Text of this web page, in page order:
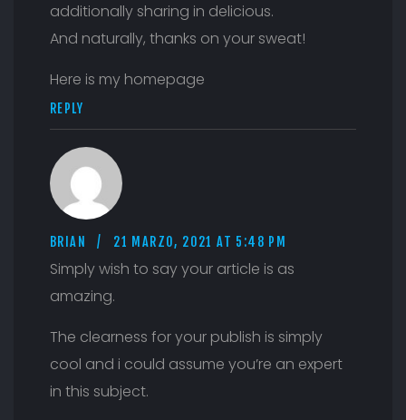
additionally sharing in delicious.
And naturally, thanks on your sweat!
Here is my homepage
REPLY
BRIAN 21 MARZO, 2021 AT 5:48 PM
Simply wish to say your article is as
amazing.
The clearness for your publish is simply
cool and i could assume you’re an expert
in this subject.